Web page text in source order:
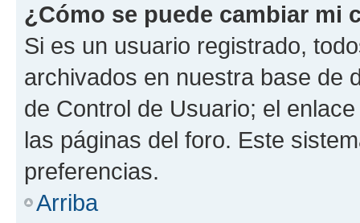
¿Cómo se puede cambiar mi
Si es un usuario registrado,
archivados en nuestra base de
de Control de Usuario; el
las páginas del foro. Este
preferencias.
Arriba